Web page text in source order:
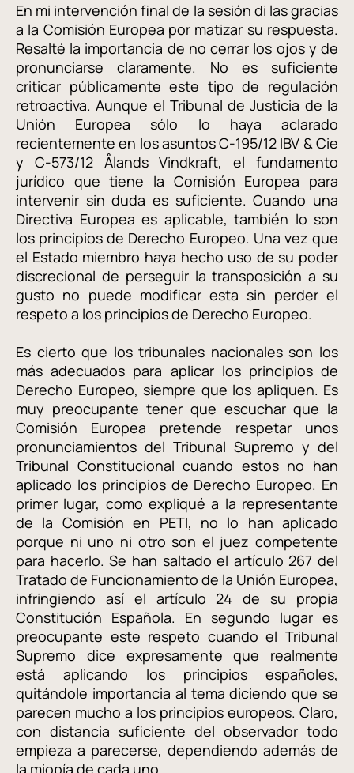
En mi intervención final de la sesión di las gracias
a la Comisión Europea por matizar su respuesta.
Resalté la importancia de no cerrar los ojos y de
pronunciarse claramente. No es suficiente
criticar públicamente este tipo de regulación
retroactiva. Aunque el Tribunal de Justicia de la
Unión Europea sólo lo haya aclarado
recientemente en los asuntos C-195/12 IBV & Cie
y C-573/12 Ålands Vindkraft, el fundamento
jurídico que tiene la Comisión Europea para
intervenir sin duda es suficiente. Cuando una
Directiva Europea es aplicable, también lo son
los principios de Derecho Europeo. Una vez que
el Estado miembro haya hecho uso de su poder
discrecional de perseguir la transposición a su
gusto no puede modificar esta sin perder el
respeto a los principios de Derecho Europeo.
Es cierto que los tribunales nacionales son los
más adecuados para aplicar los principios de
Derecho Europeo, siempre que los apliquen. Es
muy preocupante tener que escuchar que la
Comisión Europea pretende respetar unos
pronunciamientos del Tribunal Supremo y del
Tribunal Constitucional cuando estos no han
aplicado los principios de Derecho Europeo. En
primer lugar, como expliqué a la representante
de la Comisión en PETI, no lo han aplicado
porque ni uno ni otro son el juez competente
para hacerlo. Se han saltado el artículo 267 del
Tratado de Funcionamiento de la Unión Europea,
infringiendo así el artículo 24 de su propia
Constitución Española. En segundo lugar es
preocupante este respeto cuando el Tribunal
Supremo dice expresamente que realmente
está aplicando los principios españoles,
quitándole importancia al tema diciendo que se
parecen mucho a los principios europeos. Claro,
con distancia suficiente del observador todo
empieza a parecerse, dependiendo además de
la miopía de cada uno.